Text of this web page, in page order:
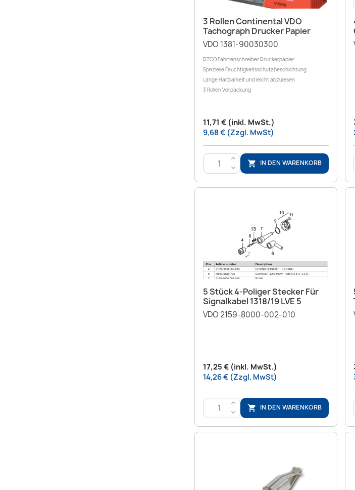
Vorschau
3 Rollen Continental VDO
Tachograph Drucker Papier
VDO 1381-90030300
DTCO Fahrtenschreiber Druckerpapier
Spezielle Feuchtigkeitsschutzbeschichtung
Lange Haltbarkeit und leicht abzulesen
3 Rollen Verpackung
11,71 € (inkl. MwSt.)
9,68 € (Zzgl. MwSt)
>
<
 IN DEN WARENKORB
Vorschau
5 Stück 4-Poliger Stecker Für
Signalkabel 1318/19 LVE 5
VDO 2159-8000-002-010
17,25 € (inkl. MwSt.)
14,26 € (Zzgl. MwSt)
>
<
 IN DEN WARENKORB